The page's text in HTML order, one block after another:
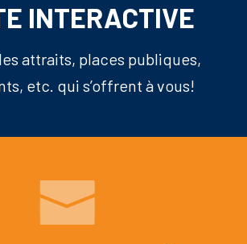
INTERACTIVE
attraits, places publiques,
etc. qui s’offrent à vous!